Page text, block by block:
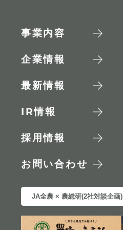
事業内容
企業情報
最新情報
IR情報
採用情報
お問い合わせ
JA全農 × 農総研(2社対談企画)